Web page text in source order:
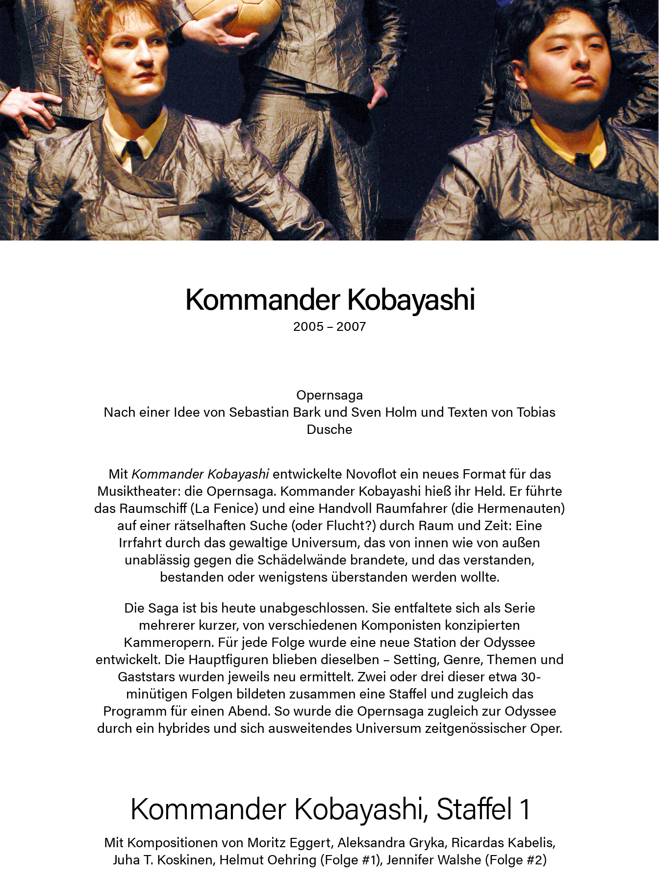
Kommander Kobayashi
2005 – 2007
Opernsaga
Nach einer Idee von Sebastian Bark und Sven Holm und Texten von Tobias
Dusche
Mit Kommander Koba­yashientwickelte ­Novoflot ein neues ­Format für das
Musik­theater: die ­Opern­saga. ­Kommander ­Kobayashi hieß ihr Held. Er führte
das Raumschiff (La Fenice) und eine Handvoll Raumfahrer (die Hermenauten)
auf ­einer rätselhaften ­Suche (oder Flucht?) durch Raum und Zeit: Eine
Irrfahrt durch das gewaltige ­Universum, das von innen wie von außen
unablässig gegen die Schädelwände brandete, und das verstanden,
bestanden oder wenigstens über­standen werden wollte.
Die Saga ist bis heute unab­geschlossen. Sie entfaltete sich als Serie
mehrerer ­kurzer, von verschiedenen Komponisten konzipierten
Kammeropern. Für jede ­Folge wurde eine neue ­Station der Odyssee
entwickelt. Die Hauptfiguren ­blieben dieselben – Setting, Genre, Themen und
­Gaststars wurden jeweils neu ermittelt. Zwei oder drei dieser etwa 30-
minütigen Folgen bildeten ­zusammen eine Staffel und zugleich das
Programm für einen Abend. So wurde die Opernsaga zugleich zur Odyssee
durch ein ­hybrides und sich ausweitendes Universum ­zeitgenössischer Oper.
Kommander Kobayashi, Staffel 1
Mit Kompositionen von Moritz Eggert, Aleksandra Gryka, Ricardas Kabelis,
Juha T. Koskinen, Helmut Oehring (Folge #1), ­Jennifer Walshe (Folge #2)